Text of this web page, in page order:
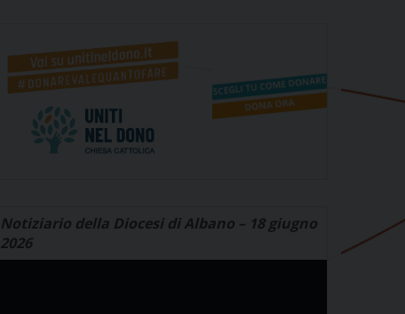
Notiziario della Diocesi di Albano – 18 giugno
2026